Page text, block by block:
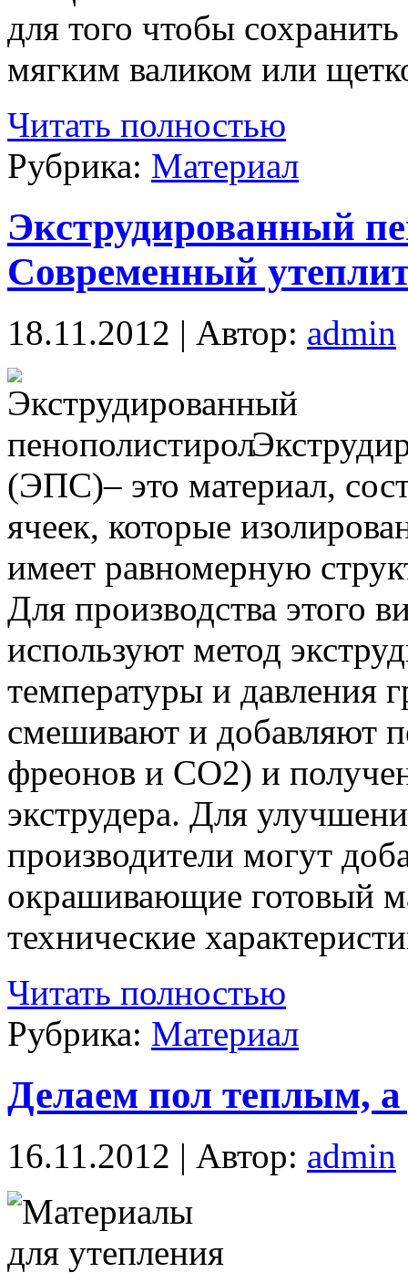
для того чтобы
мягким валиком или
Читать полностью
Рубрика: Материал
Экструдированный
Современный
18.11.2012 | Автор: admin
(ЭПС)– это материал,
ячеек, которые
имеет равномерную
Для производства этого
используют метод
температуры и давления
смешивают и добавляют
фреонов и СО2) и
экструдера. Для
производители могут
окрашивающие готовый
технические
Читать полностью
Рубрика: Материал
Делаем пол теплым,
16.11.2012 | Автор: admin